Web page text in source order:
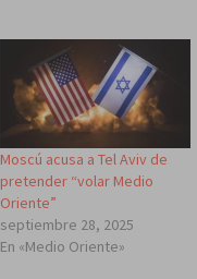
Moscú acusa a Tel Aviv de
pretender “volar Medio
Oriente”
septiembre 28, 2025
En «Medio Oriente»